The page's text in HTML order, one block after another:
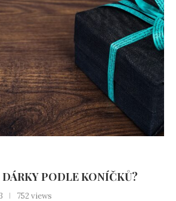
PODLE KONÍČKŮ?
752 views